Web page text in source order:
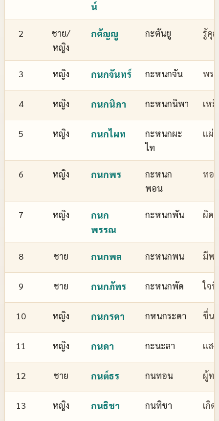
น์
2
ชาย/
หญิง
กตัญญู กะตันยู รู้คุ
3 หญิง กนกจันทร์ กะหนกจัน พร
4 หญิง กนกนิภา กะหนกนิพา เห
5 หญิง กนกไผท
กะหนกผะ
ไท
แผ่
6 หญิง กนกพร
กะหนก
พอน
ทอ
7 หญิง
กนก
พรรณ
กะหนกพัน ผิด
8 ชาย กนกพล กะหนกพน มีพ
9 ชาย กนกภัทร กะหนกพัด ใจ
10 หญิง กนกรดา กหนกระดา ชื่น
11 หญิง กนดา กะนะลา แสง
12 ชาย กนต์ธร กนทอน ผู้ท
13 หญิง กนธิชา กนทิชา เกิด